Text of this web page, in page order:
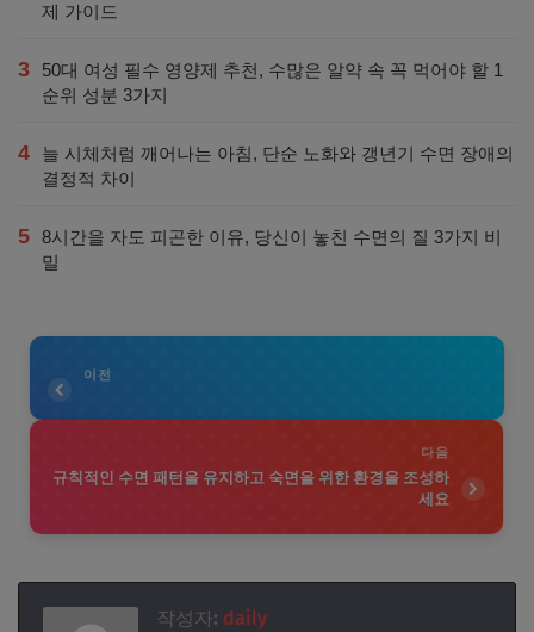
제 가이드
3
50대 여성 필수 영양제 추천, 수많은 알약 속 꼭 먹어야 할 1
순위 성분 3가지
4
늘 시체처럼 깨어나는 아침, 단순 노화와 갱년기 수면 장애의
결정적 차이
5 8시간을 자도 피곤한 이유, 당신이 놓친 수면의 질 3가지 비
밀
이전
다음
규칙적인 수면 패턴을 유지하고 숙면을 위한 환경을 조성하
세요
작성자: daily